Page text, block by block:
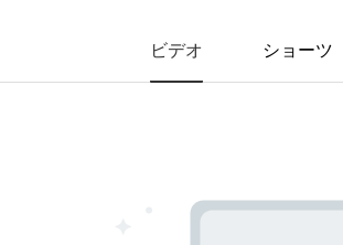
ビデオ ショーツ